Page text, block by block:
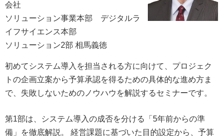
会社
ソリューション事業本部 デジタルラ
イフサイエンス本部
ソリューション2部 相馬義徳
初めてシステム導入を担当される方に向けて、プロジェク
トの企画立案から予算承認を得るための具体的な進め方ま
で、失敗しないためのノウハウを解説するセミナーです。
第1部は、システム導入の成否を分ける「5年前からの準
備」を徹底解説。 経営課題に基づいた目的設定から、予算